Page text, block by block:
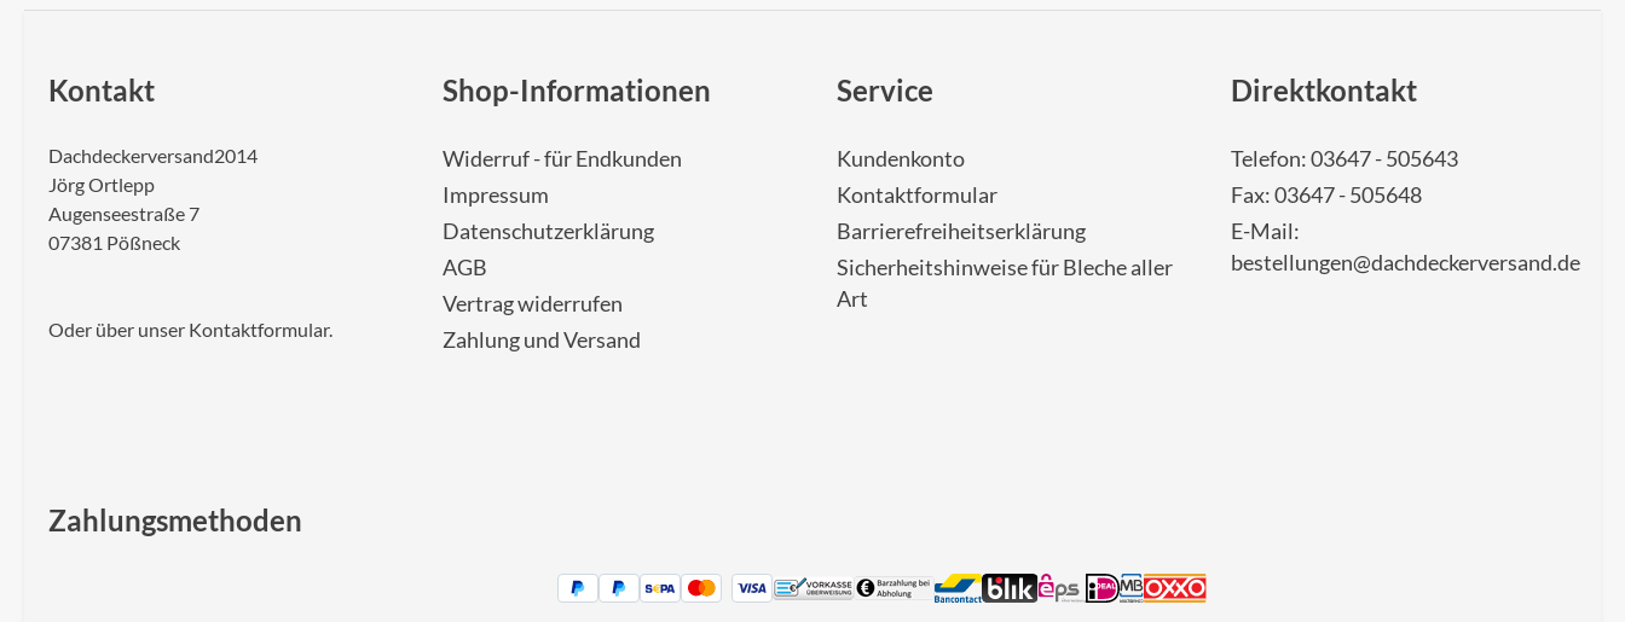
Kontakt
Dachdeckerversand2014
Jörg Ortlepp
Augenseestraße 7
07381 Pößneck
Oder über unser Kontaktformular.
Shop-Informationen
Widerruf - für Endkunden
Impressum
Datenschutzerklärung
AGB
Vertrag widerrufen
Zahlung und Versand
Service
Kundenkonto
Kontaktformular
Barrierefreiheitserklärung
Sicherheitshinweise für Bleche aller
Art
Direktkontakt
Telefon: 03647 - 505643
Fax: 03647 - 505648
E-Mail:
bestellungen@dachdeckerversand.de
Zahlungsmethoden